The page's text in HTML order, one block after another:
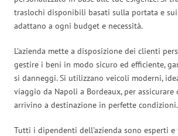
traslochi disponibili basati sulla portata e sui
adattano a ogni budget e necessità.
L’azienda mette a disposizione dei clienti
gestire i beni in modo sicuro ed efficiente,
si danneggi. Si utilizzano veicoli moderni,
viaggio da Napoli a Bordeaux, per
arrivino a destinazione in perfette condizioni.
Tutti i dipendenti dell’azienda sono esperti